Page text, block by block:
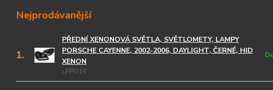
Nejprodávanější
1.
PŘEDNÍ XENONOVÁ SVĚTLA, SVĚTLOMETY, LAMPY
PORSCHE CAYENNE, 2002-2006, DAYLIGHT, ČERNÉ, HID
XENON
LPPO10